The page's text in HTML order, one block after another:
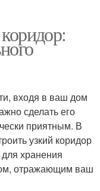
входя в ваш дом
сделать его
приятным. В
узкий коридор
хранения
отражающим ваш